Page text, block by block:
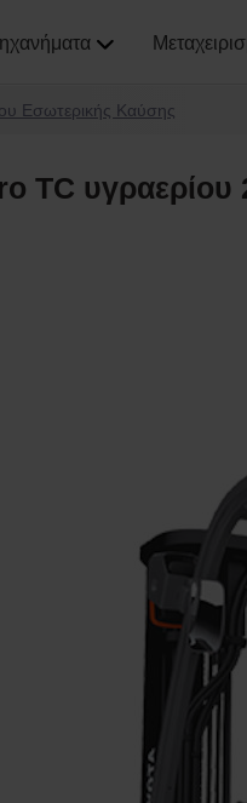
Εσωτερικής Καύσης
TC υγραερίου